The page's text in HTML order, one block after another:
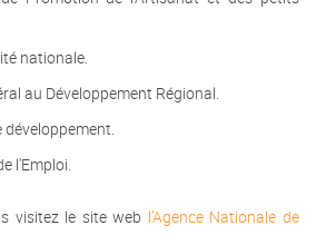
nationale.
au Développement Régional.
développement.
l'Emploi.
visitez le site web l’Agence Nationale de